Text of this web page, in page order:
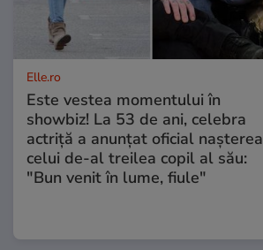
Elle.ro
Este vestea momentului în
showbiz! La 53 de ani, celebra
actriță a anunțat oficial nașterea
celui de-al treilea copil al său:
"Bun venit în lume, fiule"